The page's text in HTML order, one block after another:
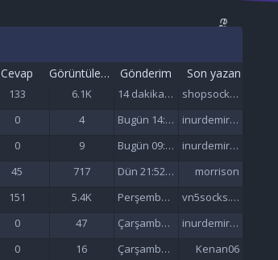
Cevap Görüntüleme Gönderim Son yazan
133 6.1K 14 dakika önce shopsocks5
0 4 Bugün 14:23 inurdemirelseo
0 9 Bugün 09:56 inurdemirelseo
45 717 Dün 21:52 da morrison
151 5.4K Perşembe saat 06:57'de vn5socks.net
0 47 Çarşamba saat 21:57'de inurdemirelseo
0 16 Çarşamba saat 21:33'de Kenan06